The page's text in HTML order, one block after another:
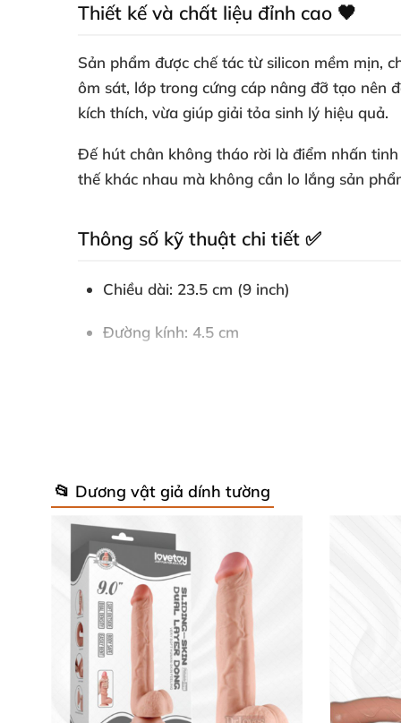
Thiết kế và chất liệu đỉnh cao 🖤
Sản phẩm được chế tác từ silicon mềm mịn,
ôm sát, lớp trong cứng cáp nâng đỡ tạo nên
kích thích, vừa giúp giải tỏa sinh lý hiệu quả.
Đế hút chân không tháo rời là điểm nhấn
thế khác nhau mà không cần lo lắng sản
Thông số kỹ thuật chi tiết ✅
Chiều dài: 23.5 cm (9 inch)
Đường kính: 4.5 cm
Thiết kế gân nổi chân thực, tăng khoái
Có khả năng uốn cong linh hoạt theo ý
Ưu điểm nổi bật của Lovetoy Black
Công nghệ dual density sliding skin độc
Thiết kế 2 lớp silicon tăng độ bền và
📂 Dương vật giả dính tường